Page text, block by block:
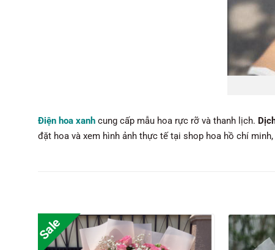
Điện hoa xanh cung cấp mẫu hoa rực rỡ và thanh lịch.
đặt hoa và xem hình ảnh thực tế tại shop hoa hồ chí minh,
Sale